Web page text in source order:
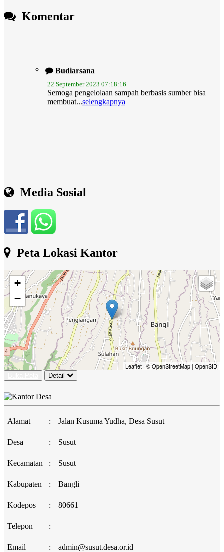
Komentar
22 September 2023 07:18:16
membuat...selengkapnya
Media Sosial
Peta Lokasi Kantor
+
−
Leaflet |© OpenStreetMap | OpenSID
Detail
Alamat : Jalan Kusuma Yudha, Desa Susut
Desa : Susut
Kecamatan : Susut
Kabupaten : Bangli
Kodepos : 80661
Telepon :
Email : admin@susut.desa.or.id